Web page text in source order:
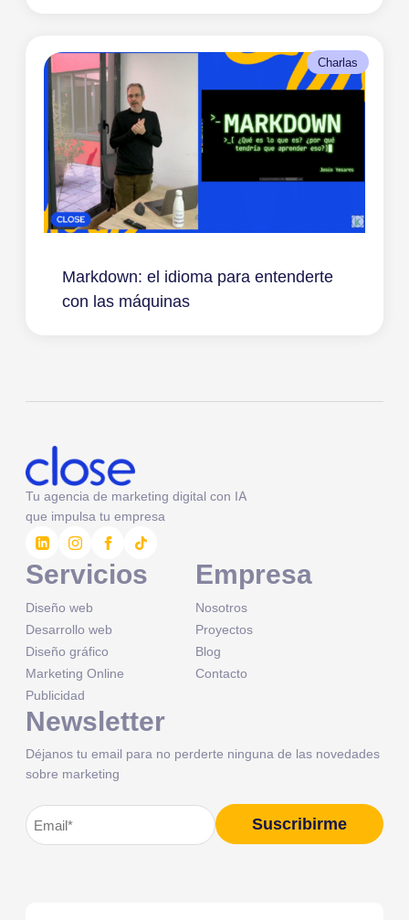
Charlas
Markdown: el idioma para entenderte
con las máquinas
Tu agencia de marketing digital con IA
que impulsa tu empresa
Servicios
Diseño web
Desarrollo web
Diseño gráfico
Marketing Online
Publicidad
Empresa
Nosotros
Proyectos
Blog
Contacto
Newsletter
Déjanos tu email para no perderte ninguna de las novedades
sobre marketing
Correo
electrónico(Obligatorio)
Suscribirme
Alternative: